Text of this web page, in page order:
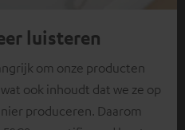
luisteren
om onze producten
ook inhoudt dat we ze op
produceren. Daarom